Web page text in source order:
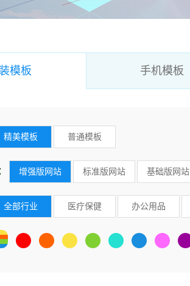
模板 手机模板
精美模板 普通模板
增强版网站 标准版网站 基础版网站
全部行业 医疗保健 办公用品